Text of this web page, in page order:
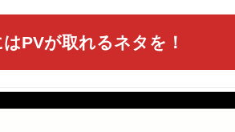
PVが取れるネタを！